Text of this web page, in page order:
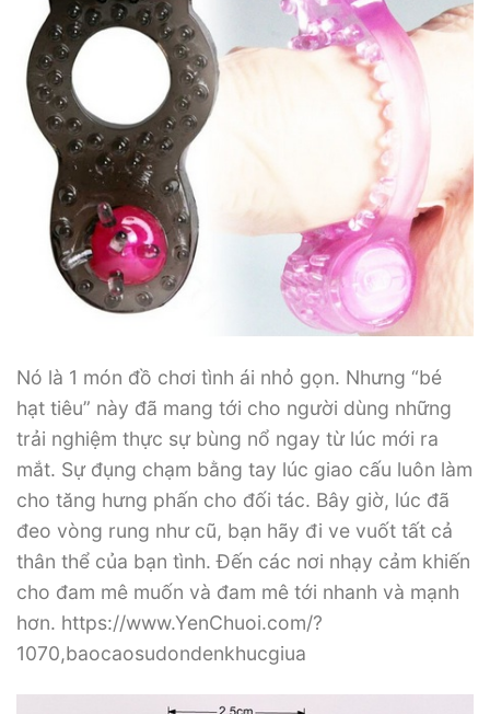
Nó là 1 món đồ chơi tình ái nhỏ gọn. Nhưng “bé
hạt tiêu” này đã mang tới cho người dùng những
trải nghiệm thực sự bùng nổ ngay từ lúc mới ra
mắt. Sự đụng chạm bằng tay lúc giao cấu luôn làm
cho tăng hưng phấn cho đối tác. Bây giờ, lúc đã
đeo vòng rung như cũ, bạn hãy đi ve vuốt tất cả
thân thể của bạn tình. Đến các nơi nhạy cảm khiến
cho đam mê muốn và đam mê tới nhanh và mạnh
hơn. https://www.YenChuoi.com/?
1070,baocaosudondenkhucgiua